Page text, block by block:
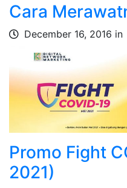
Cara
December 16, 2016 in
Promo Fight
2021)